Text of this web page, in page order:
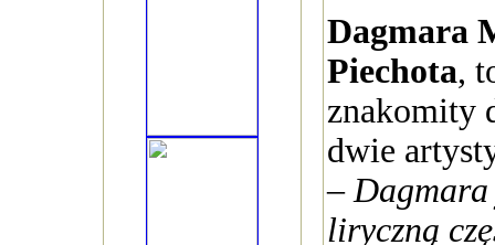
Dagmara
Piechota,
znakomity
dwie
–Dagmara
liryczną